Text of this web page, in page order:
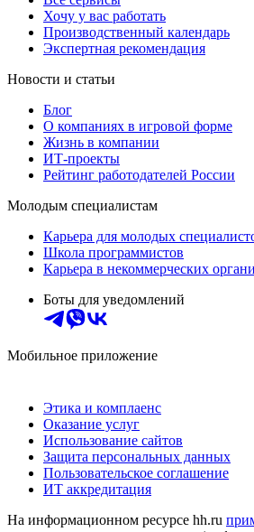
Хочу у вас работать
Производственный календарь
Экспертная рекомендация
Новости и статьи
Блог
О компаниях в игровой форме
Жизнь в компании
ИТ-проекты
Рейтинг работодателей России
Молодым специалистам
Карьера для молодых
Школа программистов
Карьера в некоммерческих
Боты для уведомлений
Мобильное приложение
Этика и комплаенс
Оказание услуг
Использование сайтов
Защита персональных данных
Пользовательское соглашение
ИТ аккредитация
На информационном ресурсе hh.ru